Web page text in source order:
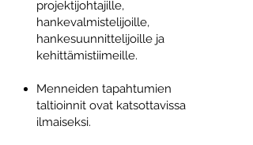
projektijohtajille,
hankevalmistelijoille,
hankesuunnittelijoille ja
kehittämistiimeille.
Menneiden tapahtumien
taltioinnit ovat katsottavissa
ilmaiseksi.